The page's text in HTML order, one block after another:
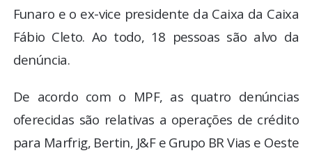
Funaro e o ex-vice presidente da Caixa da Caixa
Fábio Cleto. Ao todo, 18 pessoas são alvo da
denúncia.
De acordo com o MPF, as quatro denúncias
oferecidas são relativas a operações de crédito
para Marfrig, Bertin, J&F e Grupo BR Vias e Oeste